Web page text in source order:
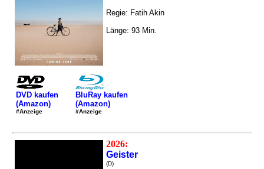
Regie: Fatih Akin
Länge: 93 Min.
DVD kaufen
(Amazon)
#Anzeige
BluRay kaufen
(Amazon)
#Anzeige
2026:
Geister
(D)